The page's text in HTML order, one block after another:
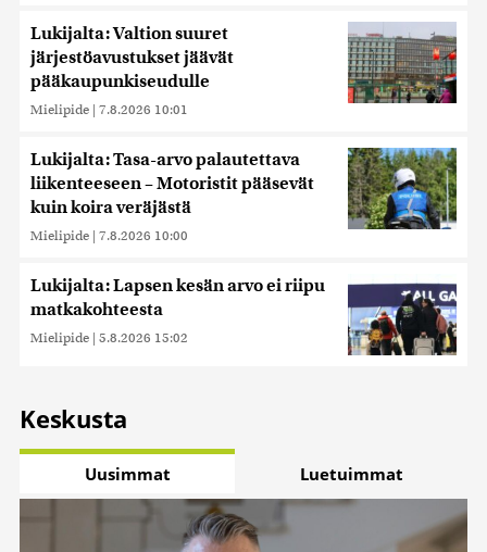
Lukijalta: Valtion suuret
järjestöavustukset jäävät
pääkaupunkiseudulle
Mielipide | 7.8.2026 10:01
Lukijalta: Tasa-arvo palautettava
liikenteeseen – Motoristit pääsevät
kuin koira veräjästä
Mielipide | 7.8.2026 10:00
Lukijalta: Lapsen kesän arvo ei riipu
matkakohteesta
Mielipide | 5.8.2026 15:02
Keskusta
Uusimmat Luetuimmat